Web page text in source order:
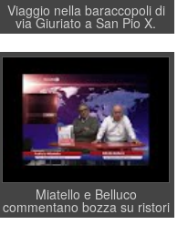
Viaggio nella baraccopoli di
via Giuriato a San Pio X.
Vicenza ai Vicentini: “faremo
un regalo di Natale ai
residenti”
Miatello e Belluco
commentano bozza su ristori
BPVi e Veneto Banca